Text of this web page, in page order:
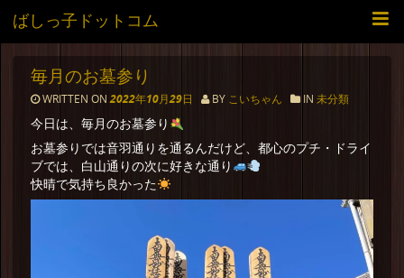
ばしっ子ドットコム
毎月のお墓参り
WRITTEN ON 2022年10月29日 BY こいちゃん IN 未分類
今日は、毎月のお墓参り
お墓参りでは音羽通りを通るんだけど、都心のプチ・ドライ
ブでは、白山通りの次に好きな通り
快晴で気持ち良かった